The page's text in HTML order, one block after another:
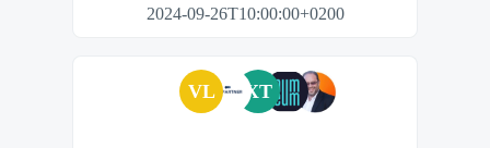
2024-09-26T10:00:00+0200
VL XT